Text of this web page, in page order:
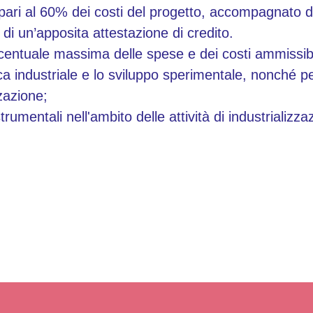
al 60% dei costi del progetto, accompagnato
un’apposita attestazione di credito.
massima delle spese e dei costi
industriale e lo sviluppo sperimentale, nonché
nell'ambito delle attività di